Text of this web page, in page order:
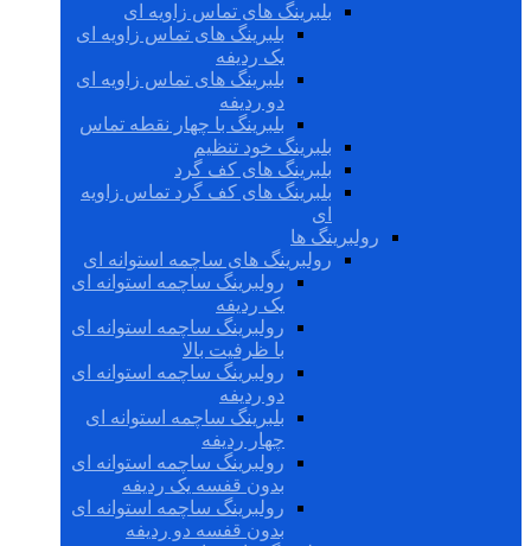
بلبرینگ های تماس زاویه ای
بلبرینگ های تماس زاویه ای
یک ردیفه
بلبرینگ های تماس زاویه ای
دو ردیفه
بلبرینگ با چهار نقطه تماس
بلبرینگ خود تنظیم
بلبرینگ های کف گرد
بلبرینگ های کف گرد تماس زاویه
ای
رولبرینگ ها
رولبرینگ های ساچمه استوانه ای
رولبرینگ ساچمه استوانه ای
یک ردیفه
رولبرینگ ساچمه استوانه ای
با ظرفیت بالا
رولبرینگ ساچمه استوانه ای
دو ردیفه
بلبرینگ ساچمه استوانه ای
چهار ردیفه
رولبرینگ ساچمه استوانه ای
بدون قفسه یک ردیفه
رولبرینگ ساچمه استوانه ای
بدون قفسه دو ردیفه